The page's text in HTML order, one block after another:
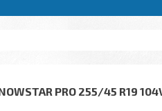
PRO 255/45 R19